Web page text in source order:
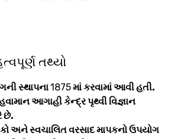
તથ્યો
સ્થાપના1875માં કરવામાં આવી હતી.
આગાહી કેન્દ્ર પૃથ્વી વિજ્ઞાન
છે.
અને સ્વચાલિત વરસાદ માપકનો ઉપયોગ